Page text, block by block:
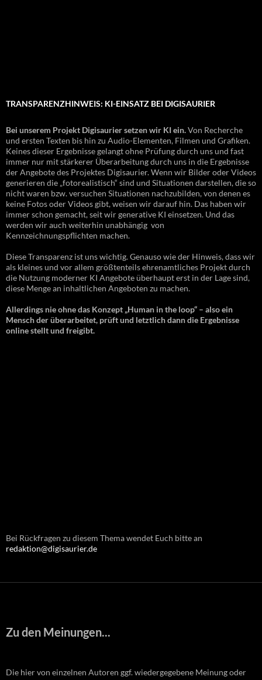
TRANSPARENZHINWEIS: KI-EINSATZ BEI DIGISAURIER
Bei unserem Projekt Digisaurier setzen wir KI ein.Von Recherche
und ersten Texten bis hin zu Audio-Elementen, Filmen und Grafiken.
Keines dieser Ergebnisse gelangt ohne Prüfung durch uns und fast
immer nur mit stärkerer Überarbeitung durch uns in die Ergebnisse
der Angebote des Projektes Digisaurier. Wenn wir Bilder oder Videos
generieren die „fotorealistisch“ sind und Situationen darstellen, die so
nicht waren bzw. versuchen Situationen nachzubilden, von denen es
keine Fotos oder Videos gibt, weisen wir darauf hin. Das haben wir
immer schon gemacht, seit wir generative KI einsetzen. Und das
werden wir auch weiterhin unabhängig von
Kennzeichnungspflichten machen.
Diese Transparenz ist uns wichtig. Genauso wie der Hinweis, dass wir
als kleines und vor allem größtenteils ehrenamtliches Projekt durch
die Nutzung moderner KI Angebote überhaupt erst in der Lage sind,
diese Menge an inhaltlichen Angeboten zu machen.
Allerdings nie ohne das Konzept „Human in the loop“ – also ein
Mensch der überarbeitet, prüft und letztlich dann die Ergebnisse
online stellt und freigibt.
Bei Rückfragen zu diesem Thema wendet Euch bitte an
redaktion@digisaurier.de
Zu den Meinungen...
Die hier von einzelnen Autoren ggf. wiedergegebene Meinung oder